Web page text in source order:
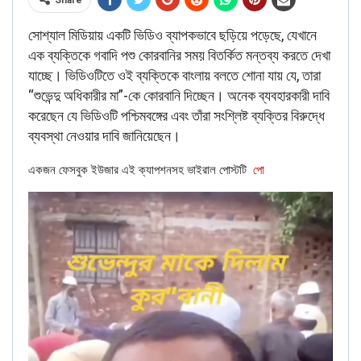
ऑस्ट्रेलिया के गृहमंत्री को हुआ कोरोना..
भारत हर मामले में पीछे है
— Reena Mimrot (@MimrotReena)
The tweet translates to-”Australia’s Home Minister has
Corona.India is behind in every aspect. Smirk emoji.”
While the Tweet by Reena Mimrot is real, it is insufficient
to conclude the above statement.
The news above is suggestive although Mimrot’s Tweet
does not mention any name, or state the conclusive
statement mentioned above. Hence, the news is
সোশ্যাল মিডিয়ায় একটি ভিডিও ব্যাপকভাবে ছড়িয়ে পড়েছে, যেখানে
এক ব্যক্তিকে গবাদি পশু কোরবানির সময় বিতর্কিত মন্তব্য করতে দেখা
যাচ্ছে। ভিডিওটিতে ওই ব্যক্তিকে বাংলায় বলতে শোনা যায় যে, তারা
“শুভেন্দু অধিকারীর মা”-কে কোরবানি দিচ্ছেন। অনেক ব্যবহারকারী দাবি
করেছেন যে ভিডিওটি পশ্চিমবঙ্গের এবং তাঁরা সংশ্লিষ্ট ব্যক্তির বিরুদ্ধে
ব্যবস্থা নেওয়ার দাবি জানিয়েছেন।
একজন ফেসবুক ইউজার এই ক্যাপশনসহ ভাইরাল পোস্টটি পো